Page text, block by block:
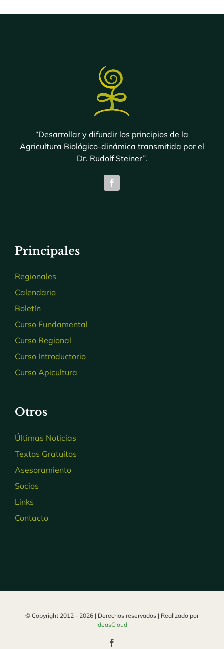
“Desarrollar y difundir los principios de la
Agricultura Biológico-dinámica transmitida por el
Dr. Rudolf Steiner”.
Principales
Regionales
Calendario
Boletín
Curso Fundamental
Curso Regional
Curso Introductorio
Curso Apicultura
Otros
Últimas Noticias
Textos Gratuitos
Asesoramiento
Socios
Links
Contacto
© Copyright 2012 - 2026 | Derechos reservados | Realizado por
IdeasCloud